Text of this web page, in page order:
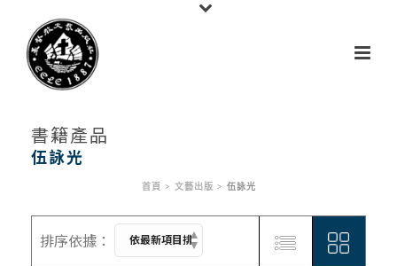
書籍產品
首頁 > 文藝出版 > 伍詠光
伍詠光